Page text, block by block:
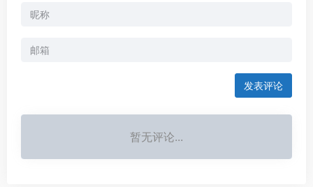
发表评论
暂无评论...